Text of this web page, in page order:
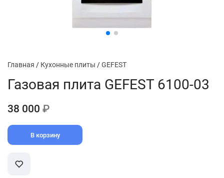
Главная / Кухонные плиты /GEFEST
Газовая плита GEFEST 6100-03
38 000 ₽
В корзину